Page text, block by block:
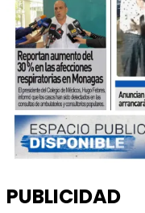
PUBLICIDAD